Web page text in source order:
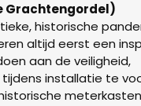
Grachtengordel)
historische
altijd eerst een
aan de veiligheid,
installatie te